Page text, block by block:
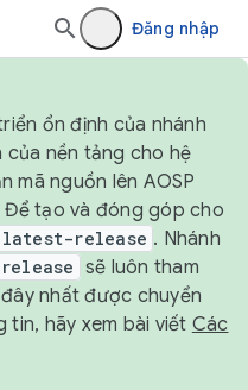
Đăng nhập
ổn định của nhánh
của nền tảng cho hệ
mã nguồn lên AOSP
Để tạo và đóng góp cho
release . Nhánh
sẽ luôn tham
nhất được chuyển
tin, hãy xem bài viết Các